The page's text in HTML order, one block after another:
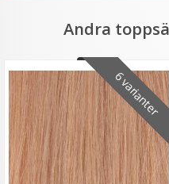
Mizzy
★★
Andra
6 varianter